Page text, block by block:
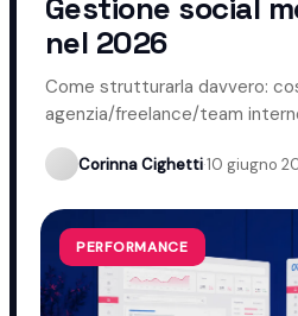
nel 2026
Come strutturarla davvero:
agenzia/freelance/team
gestione che funziona.
Corinna Cighetti·10 giugno
PERFORMANCE